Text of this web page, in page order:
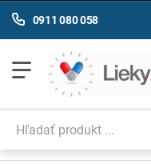
0911 080 058